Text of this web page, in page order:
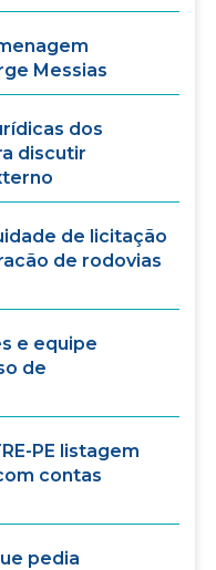
Messias
dos
discutir
de licitação
de rodovias
e equipe
de
PE listagem
contas
pedia